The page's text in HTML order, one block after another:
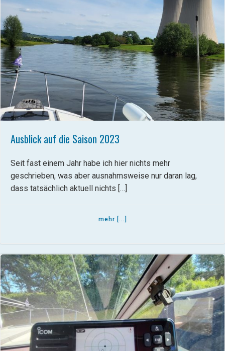
Ausblick auf die Saison 2023
Seit fast einem Jahr habe ich hier nichts mehr
geschrieben, was aber ausnahmsweise nur daran lag,
dass tatsächlich aktuell nichts […]
mehr [...]